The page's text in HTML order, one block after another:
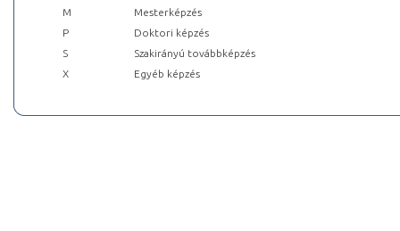
M
Mesterképzés
P
Doktori képzés
S
Szakirányú továbbképzés
X
Egyéb képzés